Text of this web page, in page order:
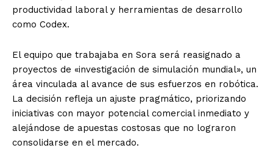
productividad laboral y herramientas de desarrollo
como Codex.
El equipo que trabajaba en Sora será reasignado a
proyectos de «investigación de simulación mundial», un
área vinculada al avance de sus esfuerzos en robótica.
La decisión refleja un ajuste pragmático, priorizando
iniciativas con mayor potencial comercial inmediato y
alejándose de apuestas costosas que no lograron
consolidarse en el mercado.